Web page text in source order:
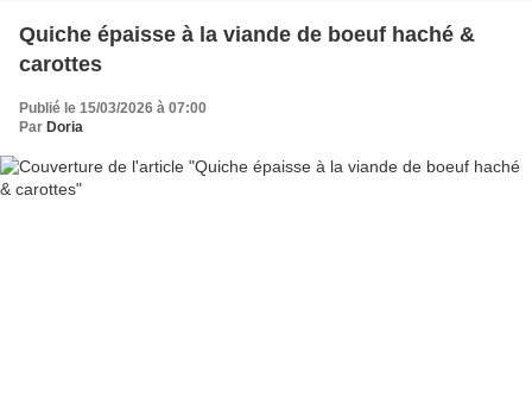
Quiche épaisse à la viande de boeuf haché &
carottes
Publié le 15/03/2026 à 07:00
Par Doria